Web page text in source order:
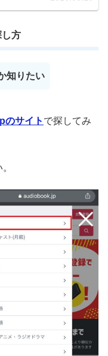
方
知りたい
サイト で探してみ